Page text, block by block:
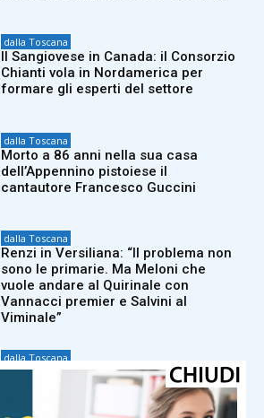
dalla Toscana
Il Sangiovese in Canada: il Consorzio
Chianti vola in Nordamerica per
formare gli esperti del settore
dalla Toscana
Morto a 86 anni nella sua casa
dell’Appennino pistoiese il
cantautore Francesco Guccini
dalla Toscana
Renzi in Versiliana: “Il problema non
sono le primarie. Ma Meloni che
vuole andare al Quirinale con
Vannacci premier e Salvini al
Viminale”
dalla Toscana
Conte a Capalbio: “Le primarie siamo
d’accordo che si fanno. La politica
estera non può rimanere fuori dalle